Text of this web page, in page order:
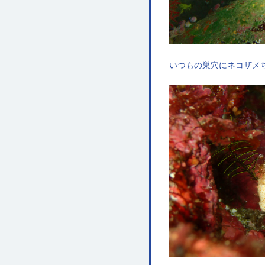
いつもの巣穴にネコザメ